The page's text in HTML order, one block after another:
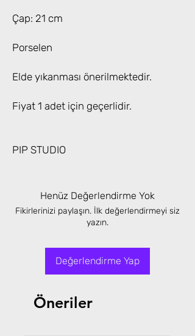
Çap: 21 cm
Porselen
Elde yıkanması önerilmektedir.
Fiyat 1 adet için geçerlidir.
PIP STUDIO
Henüz Değerlendirme Yok
Fikirlerinizi paylaşın. İlk değerlendirmeyi siz
yazın.
Değerlendirme Yap
Öneriler